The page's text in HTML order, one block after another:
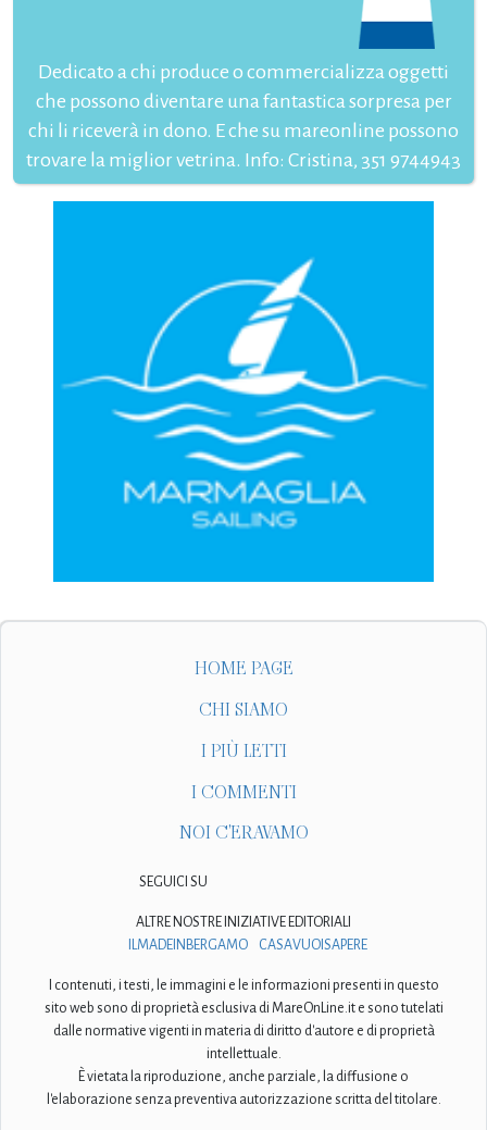
Dedicato a chi produce o commercializza oggetti
che possono diventare una fantastica sorpresa per
chi li riceverà in dono. E che su mareonline possono
trovare la miglior vetrina. Info: Cristina, 351 9744943
HOME PAGE
CHI SIAMO
I PIÙ LETTI
I COMMENTI
NOI C'ERAVAMO
SEGUICI SU
ALTRE NOSTRE INIZIATIVE EDITORIALI
ILMADEINBERGAMO
CASAVUOISAPERE
I contenuti, i testi, le immagini e le informazioni presenti in questo
sito web sono di proprietà esclusiva di MareOnLine.it e sono tutelati
dalle normative vigenti in materia di diritto d'autore e di proprietà
intellettuale.
È vietata la riproduzione, anche parziale, la diffusione o
l'elaborazione senza preventiva autorizzazione scritta del titolare.